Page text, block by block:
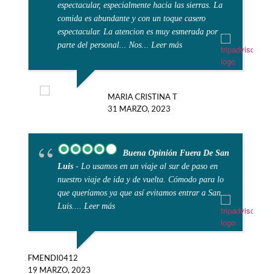
espectacular, especialmente hacia las sierras. La
comida es abundante y con un toque casero
espectacular. La atencion es muy esmerada por
parte del personal... Nos... Leer más
MARIA CRISTINA T
31 MARZO, 2023
Buena Opinión Fuera De San
Luis - Lo usamos en un viaje al sur de paso en
nuestro viaje de ida y de vuelta. Cómodo para lo
que queríamos ya que así evitamos entrar a San
Luis.... Leer más
FMENDI0412
19 MARZO, 2023